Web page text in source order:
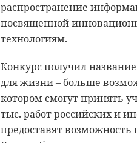
распространение
посвященной
технологиям.
Конкурс получил
для жизни – больше
котором смогут принять
тыс. работ российских и
предоставят